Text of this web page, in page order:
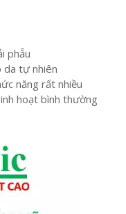
phẫu
da tự nhiên
năng rất nhiều
hoạt bình thường